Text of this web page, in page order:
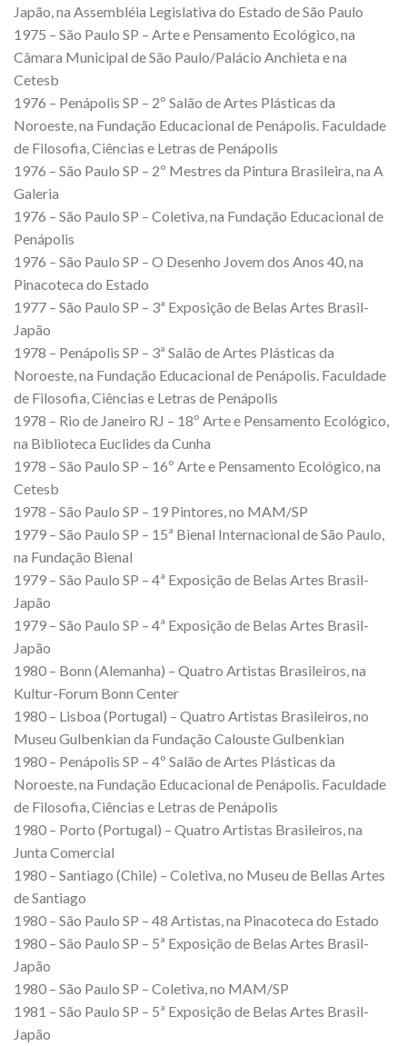
Japão, na Assembléia Legislativa do Estado de São Paulo
1975 – São Paulo SP – Arte e Pensamento Ecológico, na
Câmara Municipal de São Paulo/Palácio Anchieta e na
Cetesb
1976 – Penápolis SP – 2º Salão de Artes Plásticas da
Noroeste, na Fundação Educacional de Penápolis. Faculdade
de Filosofia, Ciências e Letras de Penápolis
1976 – São Paulo SP – 2º Mestres da Pintura Brasileira, na A
Galeria
1976 – São Paulo SP – Coletiva, na Fundação Educacional de
Penápolis
1976 – São Paulo SP – O Desenho Jovem dos Anos 40, na
Pinacoteca do Estado
1977 – São Paulo SP – 3ª Exposição de Belas Artes Brasil-
Japão
1978 – Penápolis SP – 3ª Salão de Artes Plásticas da
Noroeste, na Fundação Educacional de Penápolis. Faculdade
de Filosofia, Ciências e Letras de Penápolis
1978 – Rio de Janeiro RJ – 18º Arte e Pensamento Ecológico,
na Biblioteca Euclides da Cunha
1978 – São Paulo SP – 16º Arte e Pensamento Ecológico, na
Cetesb
1978 – São Paulo SP – 19 Pintores, no MAM/SP
1979 – São Paulo SP – 15ª Bienal Internacional de São Paulo,
na Fundação Bienal
1979 – São Paulo SP – 4ª Exposição de Belas Artes Brasil-
Japão
1979 – São Paulo SP – 4ª Exposição de Belas Artes Brasil-
Japão
1980 – Bonn (Alemanha) – Quatro Artistas Brasileiros, na
Kultur-Forum Bonn Center
1980 – Lisboa (Portugal) – Quatro Artistas Brasileiros, no
Museu Gulbenkian da Fundação Calouste Gulbenkian
1980 – Penápolis SP – 4º Salão de Artes Plásticas da
Noroeste, na Fundação Educacional de Penápolis. Faculdade
de Filosofia, Ciências e Letras de Penápolis
1980 – Porto (Portugal) – Quatro Artistas Brasileiros, na
Junta Comercial
1980 – Santiago (Chile) – Coletiva, no Museu de Bellas Artes
de Santiago
1980 – São Paulo SP – 48 Artistas, na Pinacoteca do Estado
1980 – São Paulo SP – 5ª Exposição de Belas Artes Brasil-
Japão
1980 – São Paulo SP – Coletiva, no MAM/SP
1981 – São Paulo SP – 5ª Exposição de Belas Artes Brasil-
Japão